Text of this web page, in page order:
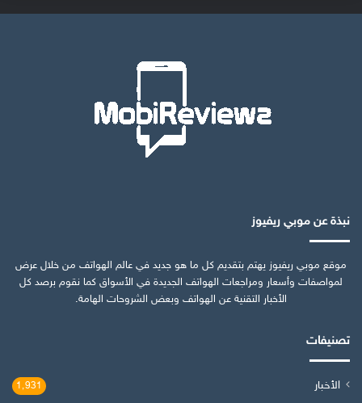
نبذة عن موبي ريفيوز
موقع موبي ريفيوز يهتم بتقديم كل ما هو جديد في عالم الهواتف من خلال عرض
لمواصفات وأسعار ومراجعات الهواتف الجديدة في الأسواق كما نقوم برصد كل
الأخبار التقنية عن الهواتف وبعض الشروحات الهامة.
تصنيفات
الأخبار 1٬931